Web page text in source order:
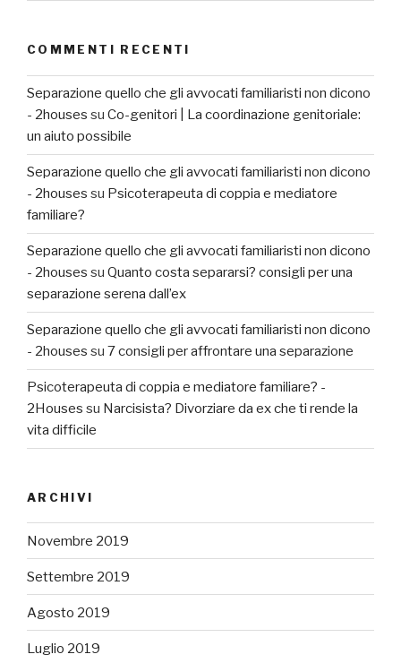
COMMENTI RECENTI
Separazione quello che gli avvocati familiaristi non dicono
- 2houses su Co-genitori | La coordinazione genitoriale:
un aiuto possibile
Separazione quello che gli avvocati familiaristi non dicono
- 2houses su Psicoterapeuta di coppia e mediatore
familiare?
Separazione quello che gli avvocati familiaristi non dicono
- 2houses su Quanto costa separarsi? consigli per una
separazione serena dall’ex
Separazione quello che gli avvocati familiaristi non dicono
- 2houses su 7 consigli per affrontare una separazione
Psicoterapeuta di coppia e mediatore familiare? -
2Houses su Narcisista? Divorziare da ex che ti rende la
vita difficile
ARCHIVI
Novembre 2019
Settembre 2019
Agosto 2019
Luglio 2019